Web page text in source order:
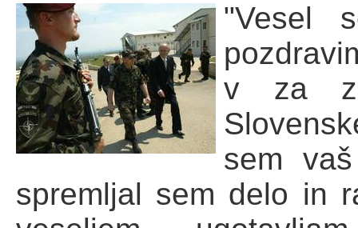
"Vesel
v za
sem
spremljal sem delo in